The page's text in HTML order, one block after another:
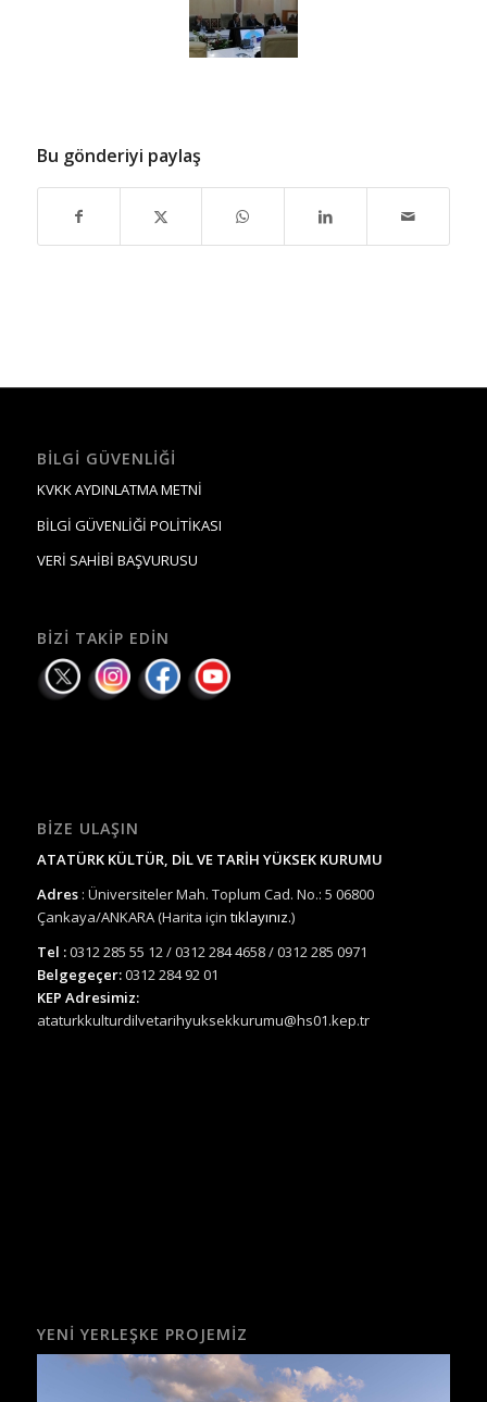
Bu gönderiyi paylaş
BILGI GÜVENLIĞI
KVKK AYDINLATMA METNİ
BİLGİ GÜVENLİĞİ POLİTİKASI
VERİ SAHİBİ BAŞVURUSU
BIZI TAKIP EDIN
BIZE ULAŞIN
ATATÜRK KÜLTÜR, DİL VE TARİH YÜKSEK KURUMU
Adres : Üniversiteler Mah. Toplum Cad. No.: 5 06800
Çankaya/ANKARA (Harita için tıklayınız.)
Tel :0312 285 55 12 / 0312 284 4658 / 0312 285 0971
Belgegeçer:0312 284 92 01
KEP Adresimiz:
ataturkkulturdilvetarihyuksekkurumu@hs01.kep.tr
YENI YERLEŞKE PROJEMIZ